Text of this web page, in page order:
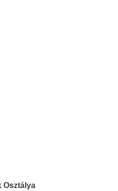
Osztálya